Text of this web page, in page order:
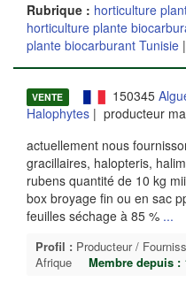
Rubrique : horticulture
horticulture plante
plante biocarburant Tunisie |
VENTE 150345
Halophytes | producteur
actuellement nous
gracillaires, halopteris,
rubens quantité de 10 kg
box broyage fin ou en sac
feuilles séchage à 85 % ...
Profil : Producteur /
Afrique
Membre depuis :